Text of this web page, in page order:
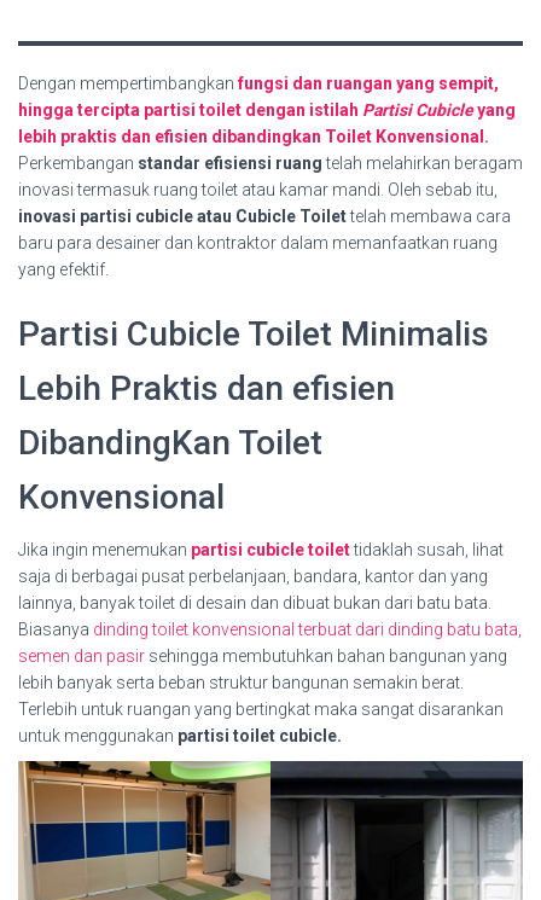
Dengan mempertimbangkanfungsi dan ruangan yang sempit,
hingga tercipta partisi toilet dengan istilah Partisi Cubicleyang
lebih praktis dan efisien dibandingkan Toilet Konvensional.
Perkembangan standar efisiensi ruangtelah melahirkan beragam
inovasi termasuk ruang toilet atau kamar mandi. Oleh sebab itu,
inovasi partisi cubicle atau Cubicle Toilettelah membawa cara
baru para desainer dan kontraktor dalam memanfaatkan ruang
yang efektif.
Partisi Cubicle Toilet Minimalis
Lebih Praktis dan efisien
DibandingKan Toilet
Konvensional
Jika ingin menemukan partisi cubicle toilettidaklah susah, lihat
saja di berbagai pusat perbelanjaan, bandara, kantor dan yang
lainnya, banyak toilet di desain dan dibuat bukan dari batu bata.
Biasanya dinding toilet konvensional terbuat dari dinding batu bata,
semen dan pasir sehingga membutuhkan bahan bangunan yang
lebih banyak serta beban struktur bangunan semakin berat.
Terlebih untuk ruangan yang bertingkat maka sangat disarankan
untuk menggunakan partisi toilet cubicle.